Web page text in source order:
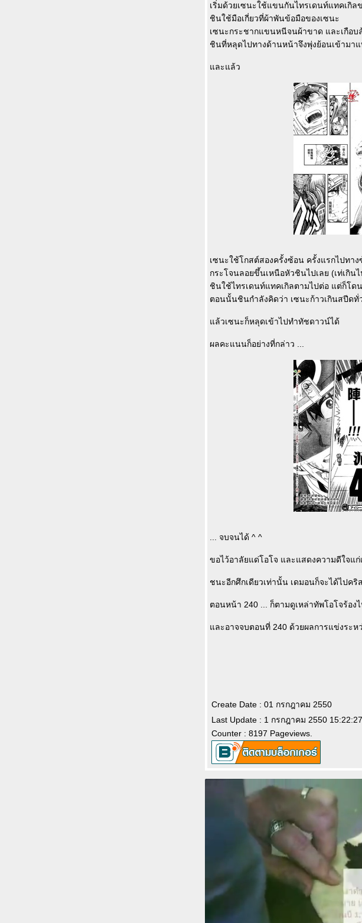
เริ่มด้วยเซนะใช้แขนกันไทรเดนท์แทคเกิล
ชินใช้มือเกี่ยวที่ผ้าพันข้อมือของเซนะ
เซนะกระชากแขนหนีจนผ้าขาด และเกือ
ชินที่หลุดไปทางด้านหน้าจึงพุ่งย้อนเข้ามา
ละแล้ว
เซนะใช้โกสต์สองครั้งซ้อน ครั้งแรกไปทา
กระโจนลอยขึ้นเหนือหัวชินไปเลย (เท่เกิน
ชินใช้ไทรเดนท์แทคเกิลตามไปต่อ แต่ก็โด
ตอนนั้นชินกำลังคิดว่า เซนะก้าวเกินสปีดทั่
ล้วเซนะก็หลุดเข้าไปทำทัชดาวน์ได้
ผลคะแนนก็อย่างที่กล่าว ...
... จบจนได้ ^ ^
ขอไว้อาลัยแด่โอโจ และแสดงความดีใจแ
ชนะอีกศึกเดียวเท่านั้น เดมอนก็จะได้ไปคริ
ตอนหน้า 240 ... ก็ตามดูเหล่าทัพโอโจร้อง
ละอาจจบตอนที่ 240 ด้วยผลการแข่งระห
Create Date : 01 กรกฎาคม 2550
Last Update : 1 กรกฎาคม 2550
Counter : 8197 Pageviews.